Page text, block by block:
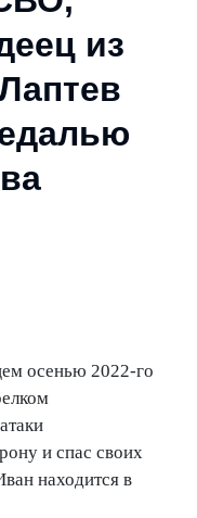
из
осенью 2022-го
и спас своих
находится в